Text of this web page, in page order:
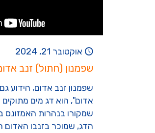
אוקטובר 21, 2024
שפמנון (חתול) זנב
שפמנון זנב אדום, הידוע
אדום", הוא דג מים
שמקורו בנהרות האמזונס
הדג, שמוכר בזנבו האדום